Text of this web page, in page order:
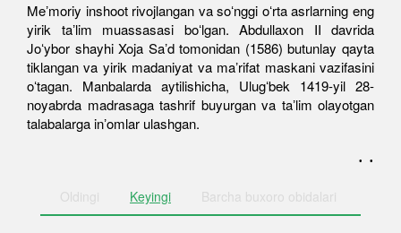
Meʼmoriy inshoot rivojlangan va soʻnggi oʻrta asrlarning eng
yirik taʼlim muassasasi boʻlgan. Abdullaxon II davrida
Joʻybor shayhi Xoja Saʼd tomonidan (1586) butunlay qayta
tiklangan va yirik madaniyat va maʼrifat maskani vazifasini
oʻtagan. Manbalarda aytilishicha, Ulugʻbek 1419-yil 28-
noyabrda madrasaga tashrif buyurgan va taʼlim olayotgan
talabalarga inʼomlar ulashgan.
. .
Oldingi Keyingi Barcha buxoro obidalari